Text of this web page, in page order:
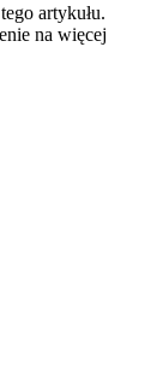
artykułu.
na więcej